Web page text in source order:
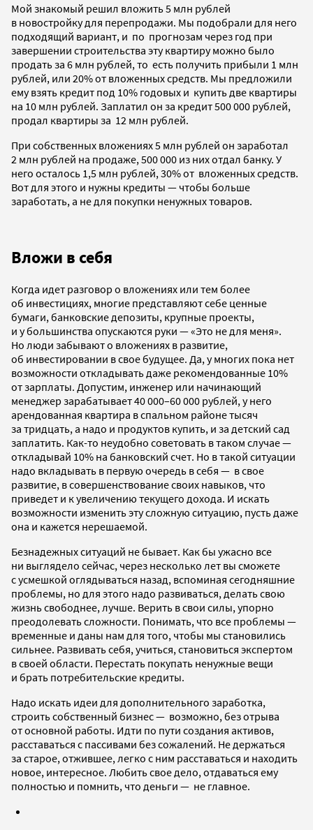
Мой знакомый решил вложить 5 млн рублей
в новостройку для перепродажи. Мы подобрали для него
подходящий вариант, и по прогнозам через год при
завершении строительства эту квартиру можно было
продать за 6 млн рублей, то есть получить прибыли 1 млн
рублей, или 20% от вложенных средств. Мы предложили
ему взять кредит под 10% годовых и купить две квартиры
на 10 млн рублей. Заплатил он за кредит 500 000 рублей,
продал квартиры за 12 млн рублей.
При собственных вложениях 5 млн рублей он заработал
2 млн рублей на продаже, 500 000 из них отдал банку. У
него осталось 1,5 млн рублей, 30% от вложенных средств.
Вот для этого и нужны кредиты — чтобы больше
заработать, а не для покупки ненужных товаров.
Вложи в себя
Когда идет разговор о вложениях или тем более
об инвестициях, многие представляют себе ценные
бумаги, банковские депозиты, крупные проекты,
и у большинства опускаются руки — «Это не для меня».
Но люди забывают о вложениях в развитие,
об инвестировании в свое будущее. Да, у многих пока нет
возможности откладывать даже рекомендованные 10%
от зарплаты. Допустим, инженер или начинающий
менеджер зарабатывает 40 000–60 000 рублей, у него
арендованная квартира в спальном районе тысяч
за тридцать, а надо и продуктов купить, и за детский сад
заплатить. Как-то неудобно советовать в таком случае —
откладывай 10% на банковский счет. Но в такой ситуации
надо вкладывать в первую очередь в себя — в свое
развитие, в совершенствование своих навыков, что
приведет и к увеличению текущего дохода. И искать
возможности изменить эту сложную ситуацию, пусть даже
она и кажется нерешаемой.
Безнадежных ситуаций не бывает. Как бы ужасно все
ни выглядело сейчас, через несколько лет вы сможете
с усмешкой оглядываться назад, вспоминая сегодняшние
проблемы, но для этого надо развиваться, делать свою
жизнь свободнее, лучше. Верить в свои силы, упорно
преодолевать сложности. Понимать, что все проблемы —
временные и даны нам для того, чтобы мы становились
сильнее. Развивать себя, учиться, становиться экспертом
в своей области. Перестать покупать ненужные вещи
и брать потребительские кредиты.
Надо искать идеи для дополнительного заработка,
строить собственный бизнес — возможно, без отрыва
от основной работы. Идти по пути создания активов,
расставаться с пассивами без сожалений. Не держаться
за старое, отжившее, легко с ним расставаться и находить
новое, интересное. Любить свое дело, отдаваться ему
полностью и помнить, что деньги — не главное.